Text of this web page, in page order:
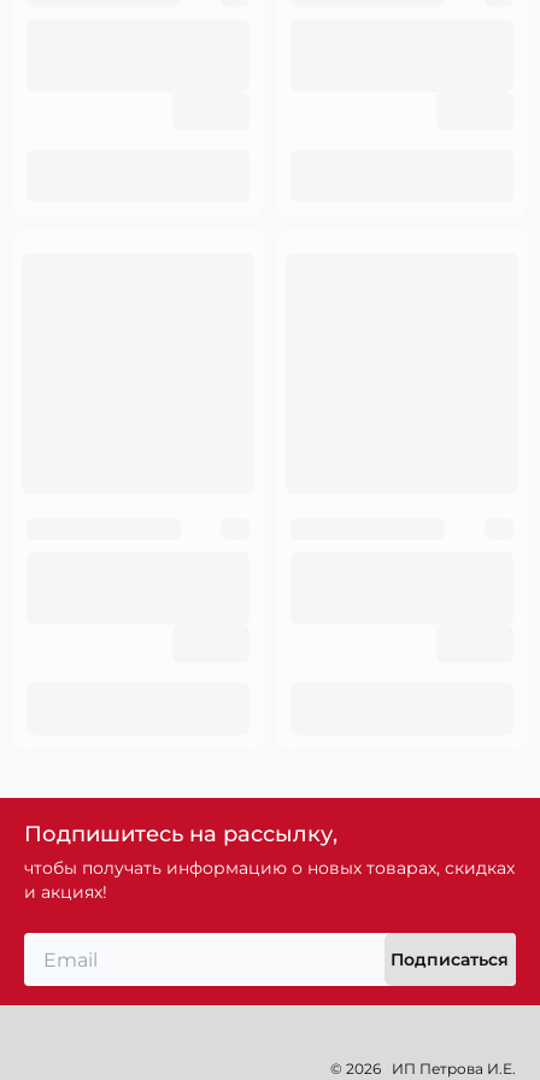
Подпишитесь на рассылку,
чтобы получать информацию о новых товарах, скидках
и акциях!
Подписаться
© 2026 ИП Петрова И.Е.